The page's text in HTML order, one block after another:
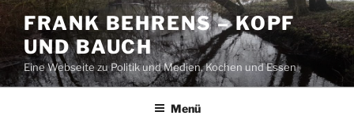
Zum
Inhalt
springen
FRANK BEHRENS – KOPF
UND BAUCH
Eine Webseite zu Politik und Medien, Kochen und Essen
Menü